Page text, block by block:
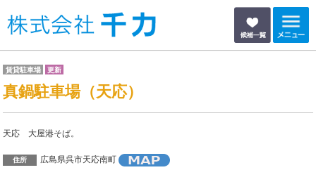
賃貸駐車場 更新
真鍋駐車場（天応）
天応 大屋港そば。
住所 広島県呉市天応南町